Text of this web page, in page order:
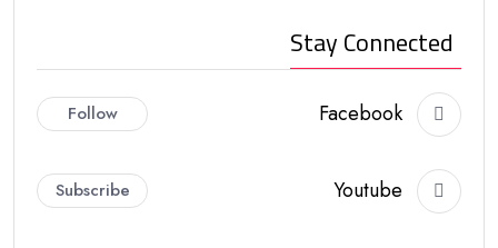
Stay Connected
Facebook
Follow
Youtube
Subscribe